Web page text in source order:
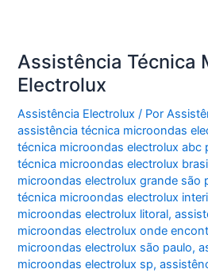
Assistência Técnica
Electrolux
Assistência Electrolux / Por
assistência técnica microondas
técnica microondas electrolux abc
técnica microondas electrolux
microondas electrolux grande são
técnica microondas electrolux
microondas electrolux litoral,
microondas electrolux onde
microondas electrolux são paulo,
microondas electrolux sp,